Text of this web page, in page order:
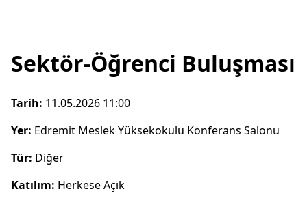
Sektör-Öğrenci Buluşması
Tarih: 11.05.2026 11:00
Yer: Edremit Meslek Yüksekokulu Konferans Salonu
Tür: Diğer
Katılım: Herkese Açık